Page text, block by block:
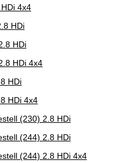
4x4
HDi
HDi
HDi 4x4
HDi
HDi 4x4
(230) 2.8 HDi
(244) 2.8 HDi
(244) 2.8 HDi 4x4